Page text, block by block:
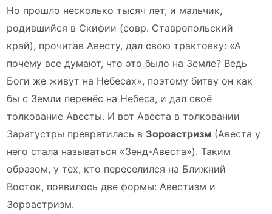
Но прошло несколько тысяч лет, и мальчик,
родившийся в Скифии (совр. Ставропольский
край), прочитав Авесту, дал свою трактовку: «А
почему все думают, что это было на Земле? Ведь
Боги же живут на Небесах», поэтому битву он как
бы с Земли перенёс на Небеса, и дал своё
толкование Авесты. И вот Авеста в толковании
Заратустры превратилась в Зороастризм (Авеста у
него стала называться «Зенд-Авеста»). Таким
образом, у тех, кто переселился на Ближний
Восток, появилось две формы: Авестизм и
Зороастризм.